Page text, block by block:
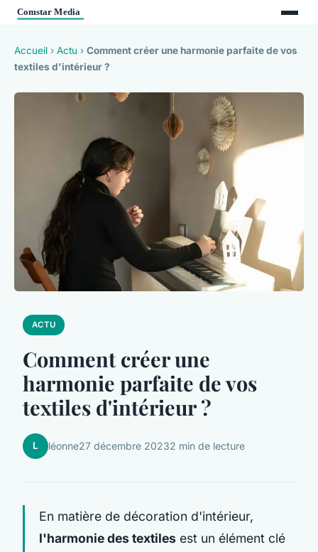
Accueil › Actu › Comment créer une harmonie parfaite de vos
textiles d'intérieur ?
ACTU
Comment créer une
harmonie parfaite de vos
textiles d'intérieur ?
L léonne27 décembre 20232 min de lecture
En matière de décoration d'intérieur,
l'harmonie des textiles est un élément clé